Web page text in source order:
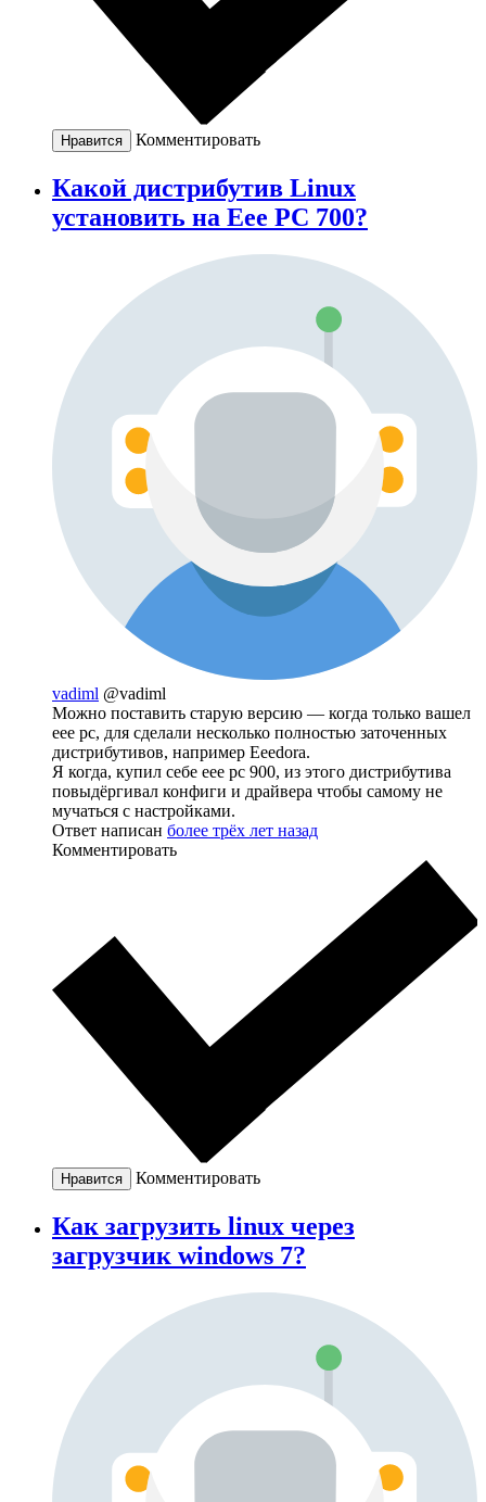
Нравится Комментировать
Какой дистрибутив Linux
установить на Eee PC 700?
vadiml @vadiml
Можно поставить старую версию — когда только вашел
eee pc, для сделали несколько полностью заточенных
дистрибутивов, например Eeedora.
Я когда, купил себе eee pc 900, из этого дистрибутива
повыдёргивал конфиги и драйвера чтобы самому не
мучаться с настройками.
Ответ написан более трёх лет назад
Комментировать
Нравится Комментировать
Как загрузить linux через
загрузчик windows 7?